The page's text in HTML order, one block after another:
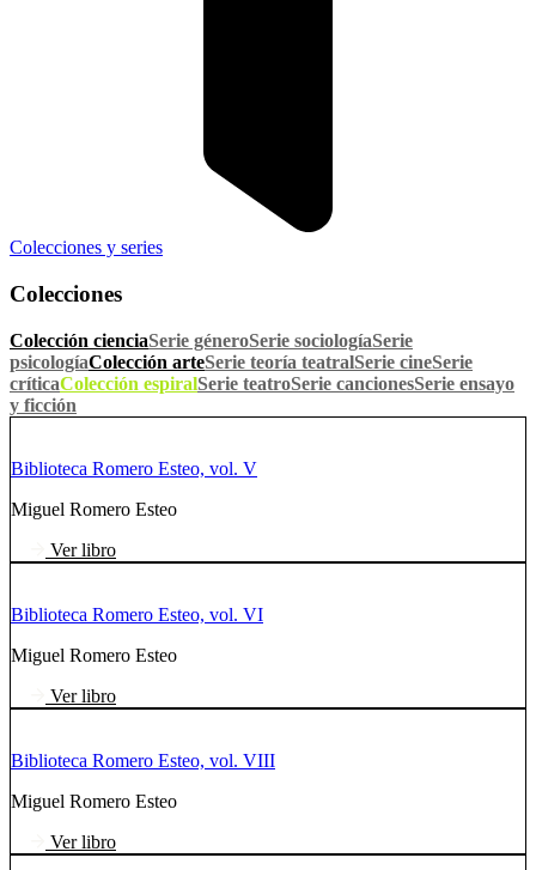
Colecciones y series
Colecciones
Colección cienciaSerie géneroSerie sociologíaSerie
psicologíaColección arteSerie teoría teatralSerie cineSerie
críticaColección espiralSerie teatroSerie cancionesSerie ensayo
y ficción
Biblioteca Romero Esteo, vol. V
Miguel Romero Esteo
Ver libro
Biblioteca Romero Esteo, vol. VI
Miguel Romero Esteo
Ver libro
Biblioteca Romero Esteo, vol. VIII
Miguel Romero Esteo
Ver libro